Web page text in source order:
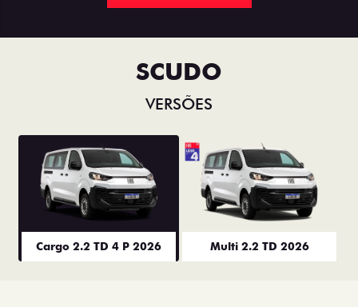
SCUDO
VERSÕES
Cargo 2.2 TD 4 P 2026 Multi 2.2 TD 2026